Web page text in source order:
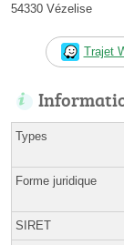
54330 Vézelise
Trajet
Types
Forme juridique
SIRET